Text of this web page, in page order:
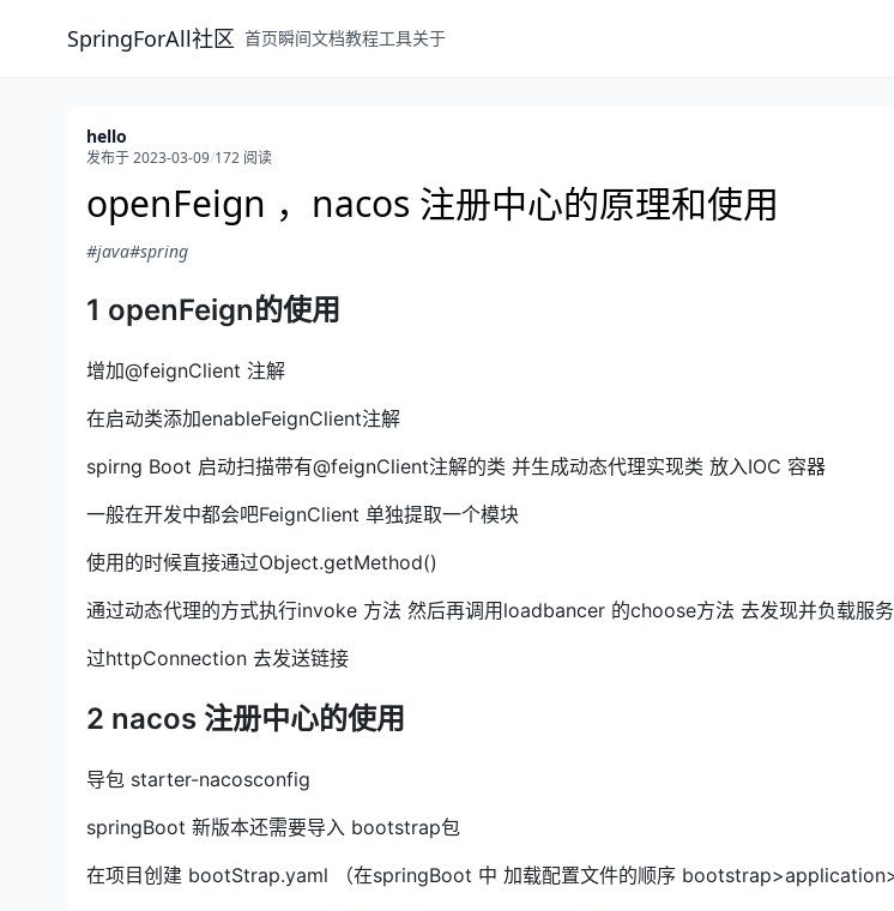
SpringForAll社区 首页瞬间文档教程工具关于
hello
发布于 2023-03-09/172 阅读
openFeign ，nacos 注册中心的原理和使用
#java#spring
1 openFeign的使用
增加@feignClient 注解
在启动类添加enableFeignClient注解
spirng Boot 启动扫描带有@feignClient注解的类 并生成动态代理实现类 放入IOC 容器
一般在开发中都会吧FeignClient 单独提取一个模块
使用的时候直接通过Object.getMethod()
通过动态代理的方式执行invoke 方法 然后再调用loadbancer 的choose方法 去发现并负载服
过httpConnection 去发送链接
2 nacos 注册中心的使用
导包 starter-nacosconfig
springBoot 新版本还需要导入 bootstrap包
在项目创建 bootStrap.yaml （在springBoot 中 加载配置文件的顺序 bootstrap>application>